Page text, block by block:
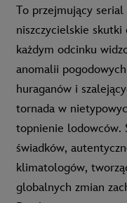
To przejmujący
niszczycielskie
każdym odcinku
anomalii
huraganów i
tornada w
topnienie lodowców.
świadków,
klimatologów,
globalnych zmian